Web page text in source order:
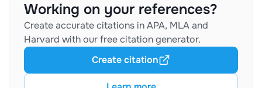
Working on your references?
Create accurate citations in APA, MLA and
Harvard with our free citation generator.
Create citation